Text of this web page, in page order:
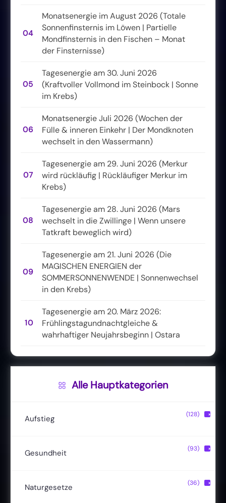
04
Monatsenergie im August 2026 (Totale
Sonnenfinsternis im Löwen | Partielle
Mondfinsternis in den Fischen – Monat
der Finsternisse)
05
Tagesenergie am 30. Juni 2026
(Kraftvoller Vollmond im Steinbock | Sonne
im Krebs)
06
Monatsenergie Juli 2026 (Wochen der
Fülle & inneren Einkehr | Der Mondknoten
wechselt in den Wassermann)
07
Tagesenergie am 29. Juni 2026 (Merkur
wird rückläufig | Rückläufiger Merkur im
Krebs)
08
Tagesenergie am 28. Juni 2026 (Mars
wechselt in die Zwillinge | Wenn unsere
Tatkraft beweglich wird)
09
Tagesenergie am 21. Juni 2026 (Die
MAGISCHEN ENERGIEN der
SOMMERSONNENWENDE | Sonnenwechsel
in den Krebs)
10
Tagesenergie am 20. März 2026:
Frühlingstagundnachtgleiche &
wahrhaftiger Neujahrsbeginn | Ostara
Alle Hauptkategorien
Aufstieg
Christusbewusstsein (20)
(11)
(128) ▶
Gesundheit
(13)
(93) ▶
Naturgesetze (36) ▶